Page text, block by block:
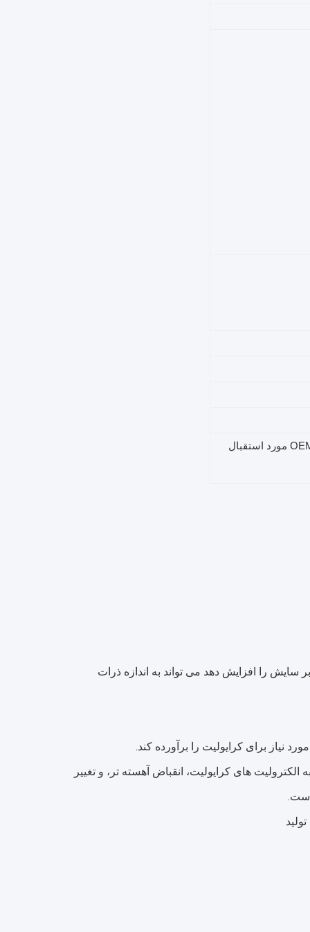
آزمون صدور گواهینامه و OEM مورد استقبال
را افزایش دهد می تواند به اندازه ذرات
الکترولیت های کرایولیت، انقباض آهسته تر، و تغییر
است.